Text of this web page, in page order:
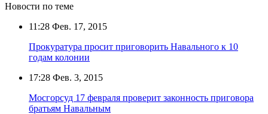
Новости по теме
11:28 Фев. 17, 2015
Прокуратура просит приговорить Навального к 10
годам колонии
17:28 Фев. 3, 2015
Мосгорсуд 17 февраля проверит законность приговора
братьям Навальным